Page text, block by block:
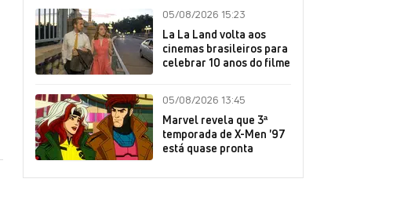
05/08/2026 15:23
La La Land volta aos
cinemas brasileiros para
celebrar 10 anos do filme
05/08/2026 13:45
Marvel revela que 3ª
temporada de X-Men '97
está quase pronta